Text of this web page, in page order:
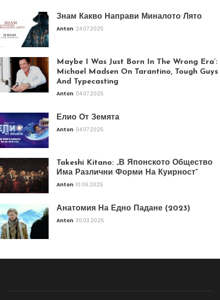
Знам Какво Направи Миналото Лято
Anton 24.07.2025
Maybe I Was Just Born In The Wrong Era’:
Michael Madsen On Tarantino, Tough Guys
And Typecasting
Anton 04.07.2025
Елио От Земята
Anton 04.07.2025
Takeshi Kitano: „В Японското Общество
Има Различни Форми На Куирност“
Anton 10.06.2025
Анатомия На Едно Падане (2023)
Anton 30.03.2025